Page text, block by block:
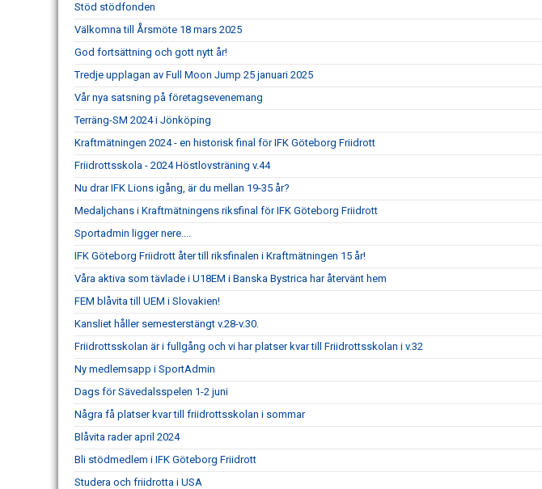
Stöd stödfonden
Välkomna till Årsmöte 18 mars 2025
God fortsättning och gott nytt år!
Tredje upplagan av Full Moon Jump 25 januari 2025
Vår nya satsning på företagsevenemang
Terräng-SM 2024 i Jönköping
Kraftmätningen 2024 - en historisk final för IFK Göteborg Friidrott
Friidrottsskola - 2024 Höstlovsträning v.44
Nu drar IFK Lions igång, är du mellan 19-35 år?
Medaljchans i Kraftmätningens riksfinal för IFK Göteborg Friidrott
Sportadmin ligger nere....
IFK Göteborg Friidrott åter till riksfinalen i Kraftmätningen 15 år!
Våra aktiva som tävlade i U18EM i Banska Bystrica har återvänt hem
FEM blåvita till UEM i Slovakien!
Kansliet håller semesterstängt v.28-v.30.
Friidrottsskolan är i fullgång och vi har platser kvar till Friidrottsskolan i v.32
Ny medlemsapp i SportAdmin
Dags för Sävedalsspelen 1-2 juni
Några få platser kvar till friidrottsskolan i sommar
Blåvita rader april 2024
Bli stödmedlem i IFK Göteborg Friidrott
Studera och friidrotta i USA